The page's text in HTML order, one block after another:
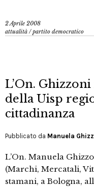
2 Aprile 2008
attualità /partito democratico
L’On.
della Uisp
cittadinanza
Pubblicato da Manuela
L’On. Manuela
(Marchi, Mercatali,
stamani, a Bologna,